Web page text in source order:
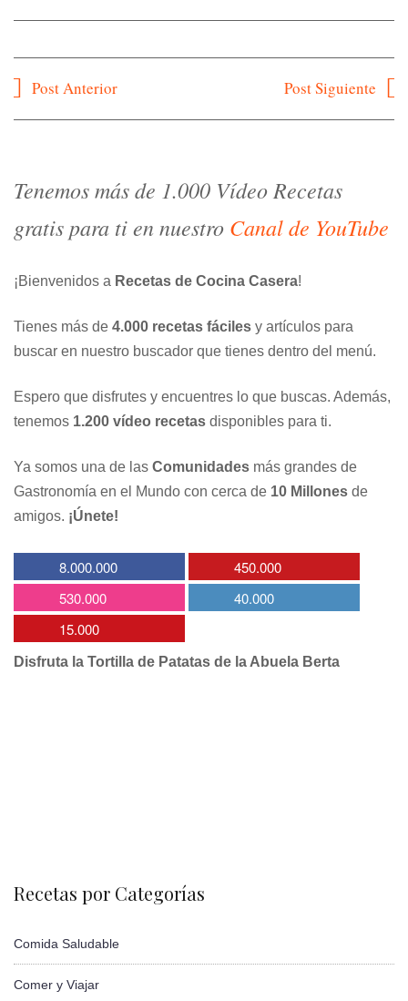
Navegación
Post Anterior Post Siguiente
Tenemos más de 1.000 Vídeo Recetas
gratis para ti en nuestro Canal de YouTube
¡Bienvenidos a Recetas de Cocina Casera!
Tienes más de 4.000 recetas fáciles y artículos para
buscar en nuestro buscador que tienes dentro del menú.
Espero que disfrutes y encuentres lo que buscas. Además,
tenemos 1.200 vídeo recetas disponibles para ti.
Ya somos una de las Comunidades más grandes de
Gastronomía en el Mundo con cerca de 10 Millones de
amigos. ¡Únete!
8.000.000
450.000
530.000
40.000
15.000
Disfruta la Tortilla de Patatas de la Abuela Berta
Recetas por Categorías
Comida Saludable
Comer y Viajar